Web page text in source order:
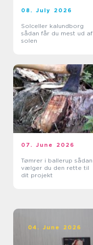
08. July 2026
Solceller kalundborg
sådan får du mest ud af
solen
07. June 2026
Tømrer i ballerup sådan
vælger du den rette til
dit projekt
04. June 2026